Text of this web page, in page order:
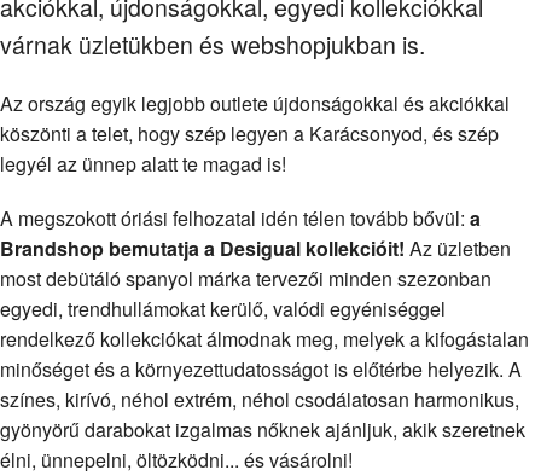
akciókkal, újdonságokkal, egyedi kollekciókkal
várnak üzletükben és webshopjukban is.
Az ország egyik legjobb outlete újdonságokkal és akciókkal
köszönti a telet, hogy szép legyen a Karácsonyod, és szép
legyél az ünnep alatt te magad is!
A megszokott óriási felhozatal idén télen tovább bővül: a
Brandshop bemutatja a Desigual kollekcióit! Az üzletben
most debütáló spanyol márka tervezői minden szezonban
egyedi, trendhullámokat kerülő, valódi egyéniséggel
rendelkező kollekciókat álmodnak meg, melyek a kifogástalan
minőséget és a környezettudatosságot is előtérbe helyezik. A
színes, kirívó, néhol extrém, néhol csodálatosan harmonikus,
gyönyörű darabokat izgalmas nőknek ajánljuk, akik szeretnek
élni, ünnepelni, öltözködni... és vásárolni!